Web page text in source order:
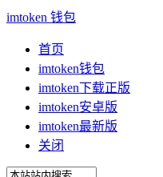
imtoken 钱包
首页
imtoken钱包
imtoken下载正版
imtoken安卓版
imtoken最新版
关闭